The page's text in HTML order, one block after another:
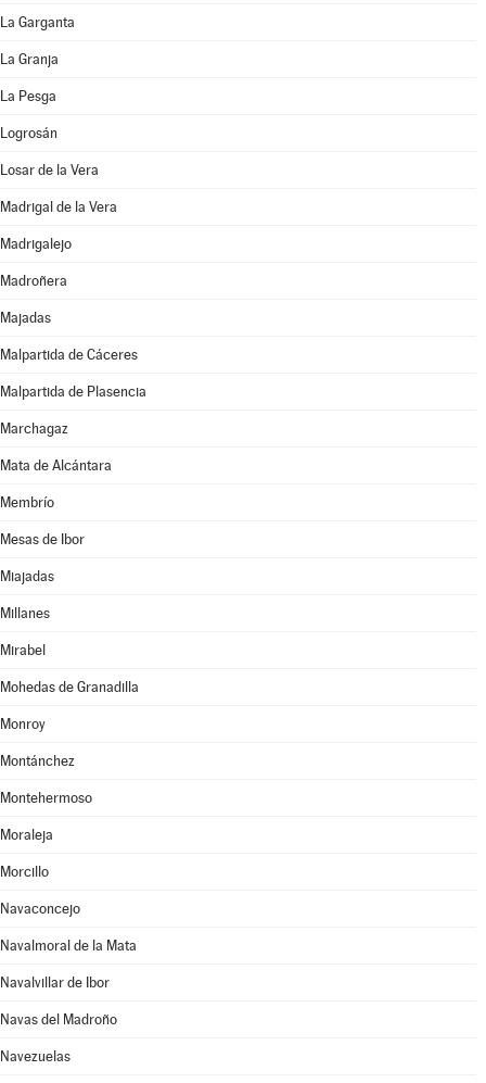
La Garganta
La Granja
La Pesga
Logrosán
Losar de la Vera
Madrigal de la Vera
Madrigalejo
Madroñera
Majadas
Malpartida de Cáceres
Malpartida de Plasencia
Marchagaz
Mata de Alcántara
Membrío
Mesas de Ibor
Miajadas
Millanes
Mirabel
Mohedas de Granadilla
Monroy
Montánchez
Montehermoso
Moraleja
Morcillo
Navaconcejo
Navalmoral de la Mata
Navalvillar de Ibor
Navas del Madroño
Navezuelas